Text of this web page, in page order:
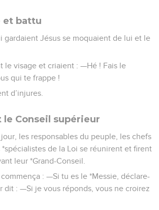
et battu
gardaient Jésus se moquaient de lui et le
le visage et criaient : —Hé ! Fais le
qui te frappe !
d’injures.
le Conseil supérieur
les responsables du peuple, les chefs
*spécialistes de la Loi se réunirent et firent
leur *Grand-Conseil.
commença : —Si tu es le *Messie, déclare-
dit : —Si je vous réponds, vous ne croirez